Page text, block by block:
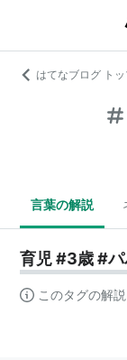
はてなブログ ト
言葉の解説
育児 #3歳 #
このタグの解